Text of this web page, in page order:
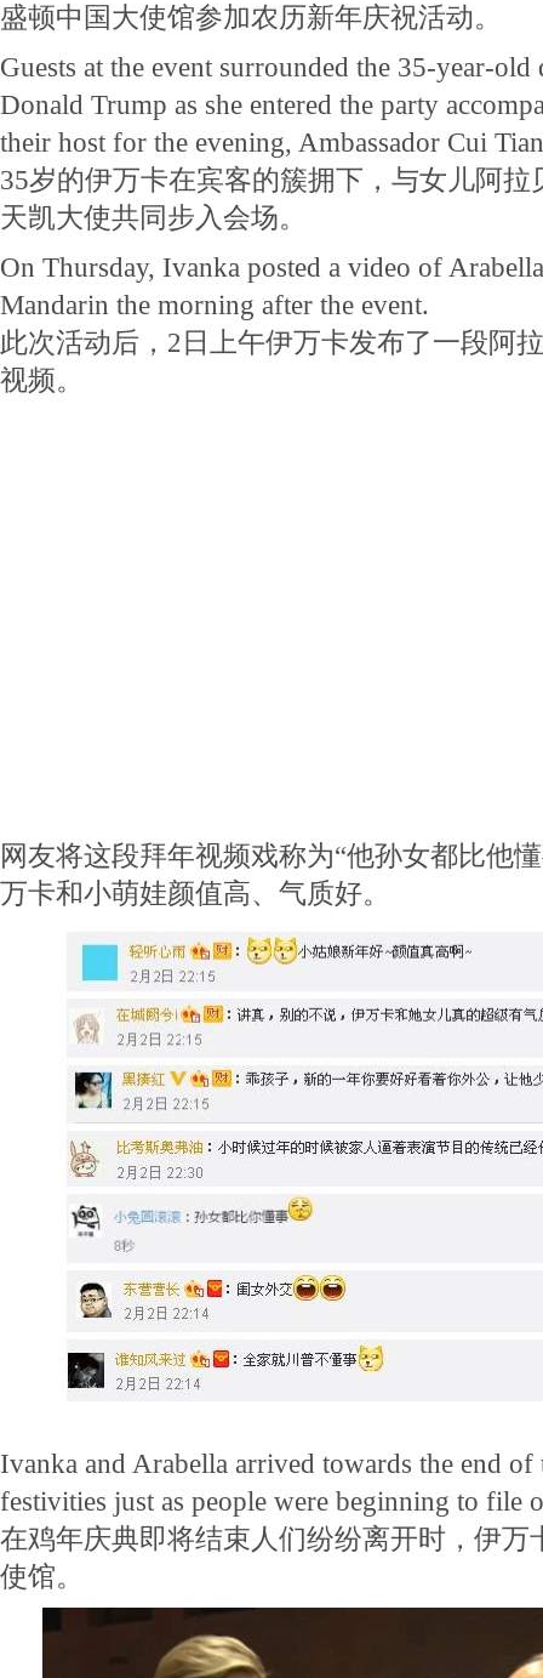
盛顿中国大使馆参加农历新年庆祝活动。
Guests at the event surrounded the 35-year-
Donald Trump as she entered the party
their host for the evening, Ambassador Cui
35岁的伊万卡在宾客的簇拥下，与女儿阿
天凯大使共同步入会场。
On Thursday, Ivanka posted a video of
Mandarin the morning after the event.
此次活动后，2日上午伊万卡发布了一段阿
视频。
网友将这段拜年视频戏称为“他孙女都比他
万卡和小萌娃颜值高、气质好。
Ivanka and Arabella arrived towards the end of
festivities just as people were beginning to file
在鸡年庆典即将结束人们纷纷离开时，伊万
使馆。